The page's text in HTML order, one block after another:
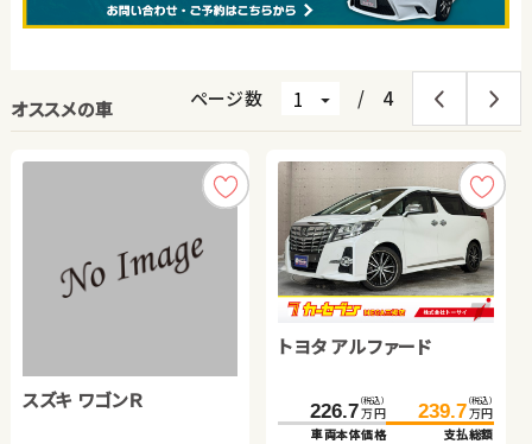
オススメの車 ページ数 / 4
スズキ ワゴンＲ
トヨタ アルファード
226.7 （税込）
万円
車両本体価格
239.7 （税込）
万円
支払総額
227.0（税込）
万円
ダイハツ タント
24.7 （税込）
万円
車両本体価格
30.8 （税込）
万円
支払総額
305.3（税込）
万円
トヨタ アルファード
607.8 （税込）
万円
車両本体価格
621.3 （税込）
万円
支払総額
379.7（税込）
万円
トヨタ ルーミー